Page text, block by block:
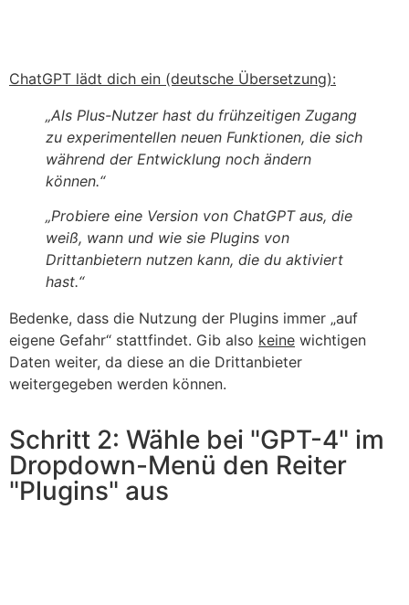
ChatGPT lädt dich ein (deutsche Übersetzung):
„Als Plus-Nutzer hast du frühzeitigen Zugang
zu experimentellen neuen Funktionen, die sich
während der Entwicklung noch ändern
können.“
„Probiere eine Version von ChatGPT aus, die
weiß, wann und wie sie Plugins von
Drittanbietern nutzen kann, die du aktiviert
hast.“
Bedenke, dass die Nutzung der Plugins immer „auf
eigene Gefahr“ stattfindet. Gib also keine wichtigen
Daten weiter, da diese an die Drittanbieter
weitergegeben werden können.
Schritt 2: Wähle bei "GPT-4" im
Dropdown-Menü den Reiter
"Plugins" aus